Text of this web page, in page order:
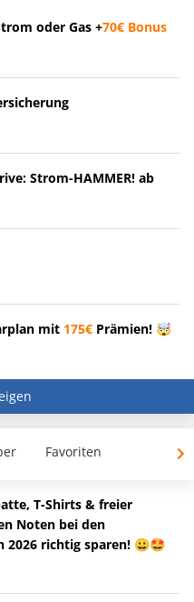
oder Gas +70€ Bonus
Strom-HAMMER! ab
mit 175€ Prämien! 🤯
Favoriten
T-Shirts & freier
Noten bei den
2026 richtig sparen! 😀🤩